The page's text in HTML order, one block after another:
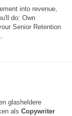
into revenue,
do: Own
Senior Retention
glasheldere
als Copywriter